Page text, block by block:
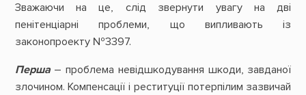
Зважаючи на це, слід звернути увагу на дві
пенітенціарні проблеми, що випливають із
законопроекту №3397.
Перша – проблема невідшкодування шкоди, завданої
злочином. Компенсації і реституції потерпілим зазвичай